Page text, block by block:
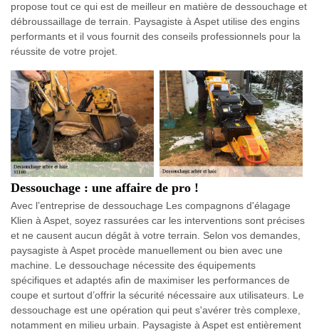
propose tout ce qui est de meilleur en matière de dessouchage et
débroussaillage de terrain. Paysagiste à Aspet utilise des engins
performants et il vous fournit des conseils professionnels pour la
réussite de votre projet.
Dessouchage : une affaire de pro !
Avec l’entreprise de dessouchage Les compagnons d'élagage
Klien à Aspet, soyez rassurées car les interventions sont précises
et ne causent aucun dégât à votre terrain. Selon vos demandes,
paysagiste à Aspet procède manuellement ou bien avec une
machine. Le dessouchage nécessite des équipements
spécifiques et adaptés afin de maximiser les performances de
coupe et surtout d’offrir la sécurité nécessaire aux utilisateurs. Le
dessouchage est une opération qui peut s'avérer très complexe,
notamment en milieu urbain. Paysagiste à Aspet est entièrement